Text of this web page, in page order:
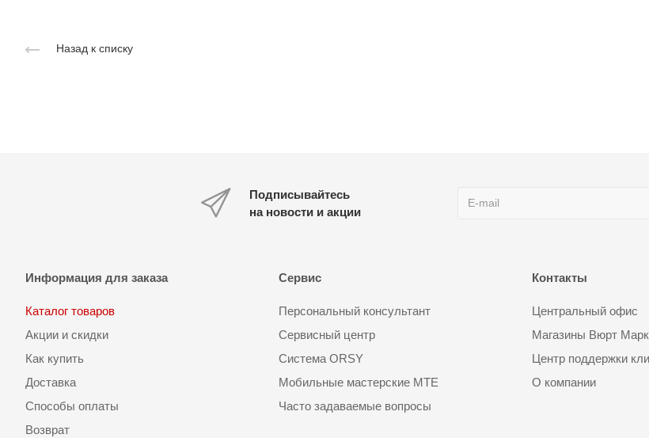
Назад к списку
Подписывайтесь
на новости и акции
Информация для заказа
Каталог товаров
Акции и скидки
Как купить
Доставка
Способы оплаты
Возврат
Сервис
Персональный консультант
Сервисный центр
Система ORSY
Мобильные мастерские MTE
Часто задаваемые вопросы
Контакты
Центральный офис
Магазины Вюрт
Центр поддержки
О компании